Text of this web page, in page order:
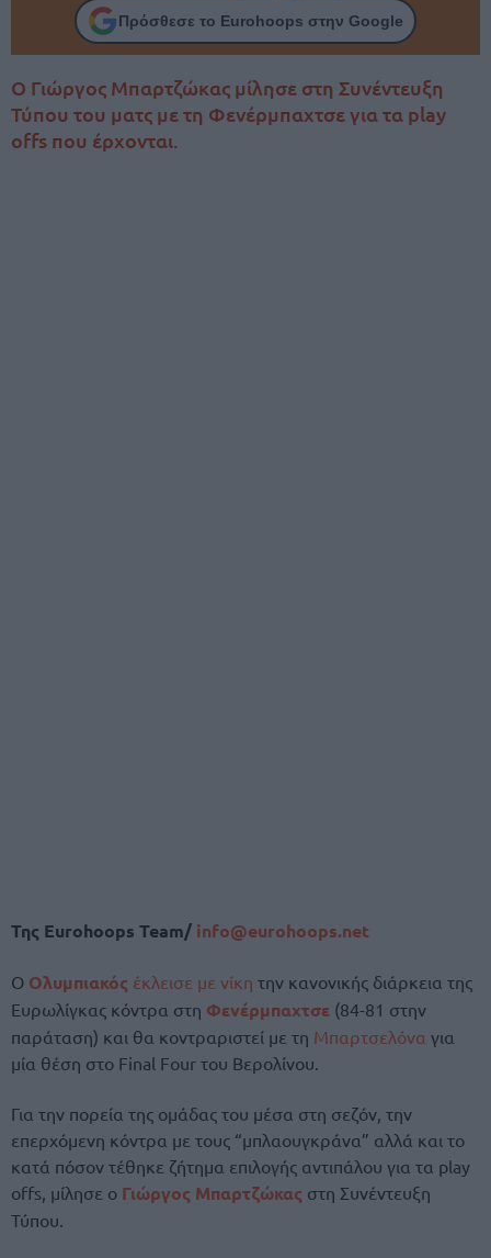
Πρόσθεσε το Eurohoops στην Google
Ο Γιώργος Μπαρτζώκας μίλησε στη Συνέντευξη
Τύπου του ματς με τη Φενέρμπαχτσε για τα play
offs που έρχονται.
Της Eurohoops Team/ info@eurohoops.net
Ο Ολυμπιακός έκλεισε με νίκη την κανονικής διάρκεια της
Ευρωλίγκας κόντρα στη Φενέρμπαχτσε (84-81 στην
παράταση) και θα κοντραριστεί με τη Μπαρτσελόνα για
μία θέση στο Final Four του Βερολίνου.
Για την πορεία της ομάδας του μέσα στη σεζόν, την
επερχόμενη κόντρα με τους “μπλαουγκράνα” αλλά και το
κατά πόσον τέθηκε ζήτημα επιλογής αντιπάλου για τα play
offs, μίλησε ο Γιώργος Μπαρτζώκας στη Συνέντευξη
Τύπου.